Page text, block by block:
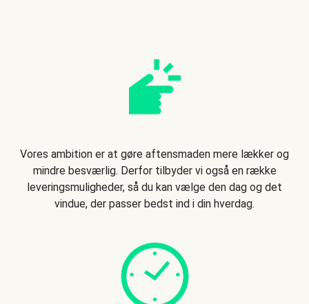
Vores ambition er at gøre aftensmaden mere lækker og
mindre besværlig. Derfor tilbyder vi også en række
leveringsmuligheder, så du kan vælge den dag og det
vindue, der passer bedst ind i din hverdag.